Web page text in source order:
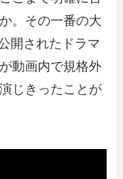
。その一番の大
開されたドラマ
動画内で規格外
じきったことが